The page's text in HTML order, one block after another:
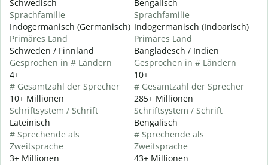
Schwedisch
Sprachfamilie
Indogermanisch (Germanisch)
Primäres Land
Schweden / Finnland
Gesprochen in # Ländern
4+
# Gesamtzahl der Sprecher
10+ Millionen
Schriftsystem / Schrift
Lateinisch
# Sprechende als
Zweitsprache
3+ Millionen
Bengalisch
Sprachfamilie
Indogermanisch (Indoarisch)
Primäres Land
Bangladesch / Indien
Gesprochen in # Ländern
10+
# Gesamtzahl der Sprecher
285+ Millionen
Schriftsystem / Schrift
Bengalisch
# Sprechende als
Zweitsprache
43+ Millionen